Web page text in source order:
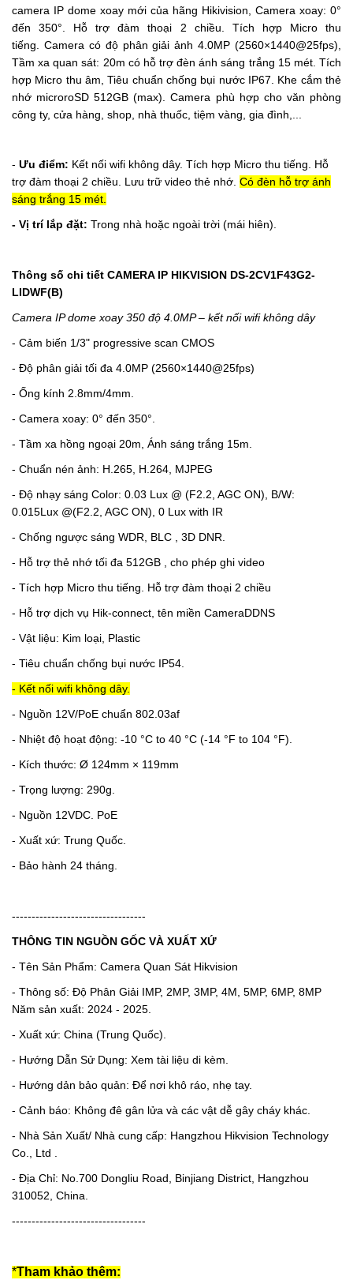
camera IP dome xoay mới của hãng Hikivision, Camera xoay: 0°
đến 350°. Hỗ trợ đàm thoại 2 chiều. Tích hợp Micro thu
tiếng. Camera có độ phân giải ảnh 4.0MP (2560×1440@25fps),
Tầm xa quan sát: 20m có hỗ trợ đèn ánh sáng trắng 15 mét.Tích
hợp Micro thu âm, Tiêu chuẩn chống bụi nước IP67. Khe cắm thẻ
nhớ microroSD 512GB (max). Camera phù hợp cho văn phòng
công ty, cửa hàng, shop, nhà thuốc, tiệm vàng, gia đình,...
- Ưu điểm: Kết nối wifi không dây. Tích hợp Micro thu tiếng.
Hỗ
trợ đàm thoại 2 chiều. Lưu trữ video thẻ nhớ. Có đèn hỗ trợ ánh
sáng trắng 15 mét.
- Vị trí lắp đặt: Trong nhà hoặc ngoài trời (mái hiên).
Thông số chi tiết CAMERA IP HIKVISION DS-2CV1F43G2-
LIDWF(B)
Camera IP dome xoay 350 độ 4.0MP – kết nối wifi không dây
- Cảm biến 1/3" progressive scan CMOS
- Độ phân giải tối đa 4.0MP (2560×1440@25fps)
- Ống kính 2.8mm/4mm.
- Camera xoay: 0° đến 350°.
- Tầm xa hồng ngoại 20m, Ánh sáng trắng 15m.
- Chuẩn nén ảnh: H.265, H.264, MJPEG
- Độ nhạy sáng Color: 0.03 Lux @ (F2.2, AGC ON), B/W:
0.015Lux @(F2.2, AGC ON), 0 Lux with IR
- Chống ngược sáng WDR, BLC , 3D DNR.
- Hỗ trợ thẻ nhớ tối đa 512GB , cho phép ghi video
- Tích hợp Micro thu tiếng. Hỗ trợ đàm thoại 2 chiều
- Hỗ trợ dịch vụ Hik-connect, tên miền CameraDDNS
- Vật liệu: Kim loại, Plastic
- Tiêu chuẩn chống bụi nước IP54.
- Kết nối wifi không dây.
- Nguồn 12V/PoE chuẩn 802.03af
- Nhiệt độ hoạt động: -10 °C to 40 °C (-14 °F to 104 °F).
- Kích thước: Ø 124mm × 119mm
- Trọng lượng: 290g.
- Nguồn 12VDC. PoE
- Xuất xứ: Trung Quốc.
- Bảo hành 24 tháng.
----------------------------------
THÔNG TIN NGUỒN GỐC VÀ XUẤT XỨ
- Tên Sản Phẩm: Camera Quan Sát Hikvision
- Thông số: Độ Phân Giải IMP, 2MP, 3MP, 4M, 5MP, 6MP, 8MP
Năm sản xuất: 2024 - 2025.
- Xuất xứ: China (Trung Quốc).
- Hướng Dẫn Sử Dụng: Xem tài liệu di kèm.
- Hướng dản bảo quản: Để nơi khô ráo, nhẹ tay.
- Cảnh báo: Không đê gân lửa và các vật dễ gây cháy khác.
- Nhà Sản Xuất/ Nhà cung cấp: Hangzhou Hikvision Technology
Co., Ltd .
- Địa Chỉ: No.700 Dongliu Road, Binjiang District, Hangzhou
310052, China.
----------------------------------
*Tham khảo thêm: